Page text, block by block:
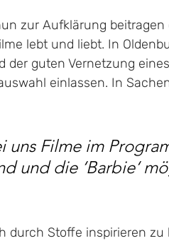
zur Aufklärung
lebt und liebt. In
der guten Vernetzung
einlassen. In
uns Filme im
und die ‘Barbie‘
durch Stoffe inspirieren